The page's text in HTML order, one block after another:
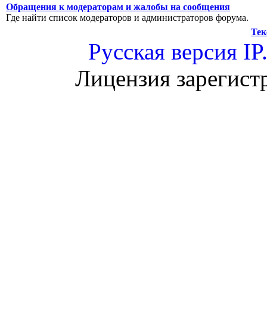
Обращения к модераторам и жалобы на сообщения
Где найти список модераторов и администраторов форума.
Русская версия
Лицензия